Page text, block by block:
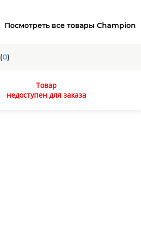
Посмотреть все товары Champion
(0)
Товар
недоступен для заказа